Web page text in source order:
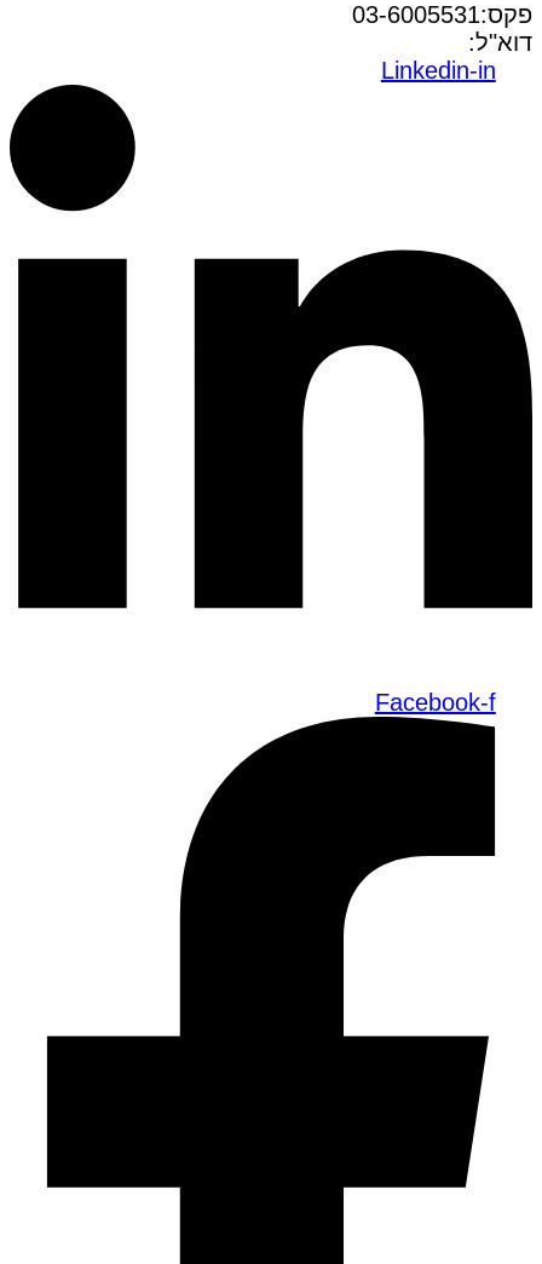
פקס:03-6005531
דוא"ל:
Linkedin-in
Facebook-f